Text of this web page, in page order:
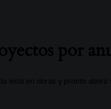
por
está en obras y pronto abrirá